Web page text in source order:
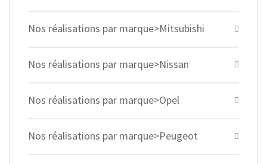
Nos réalisations par marque>Mitsubishi
Nos réalisations par marque>Nissan
Nos réalisations par marque>Opel
Nos réalisations par marque>Peugeot